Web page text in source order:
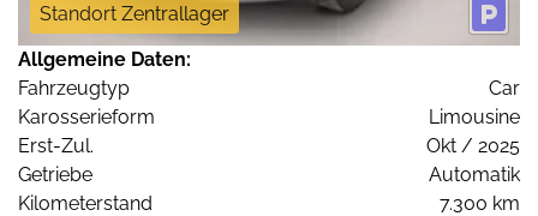
Standort Zentrallager
Allgemeine Daten:
Fahrzeugtyp
Car
Karosserieform
Limousine
Erst-Zul.
Okt / 2025
Getriebe
Automatik
Kilometerstand
7.300 km